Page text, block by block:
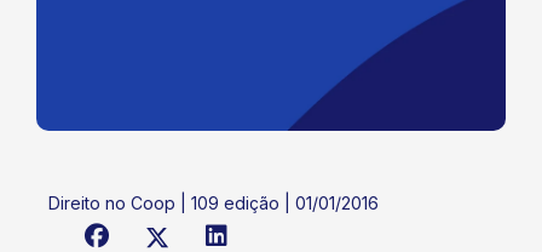
Direito no Coop | 109 edição | 01/01/2016